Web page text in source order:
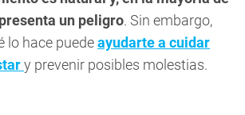
un peligro. Sin embargo,
lo hace puedeayudarte a cuidar
y prevenir posibles molestias.